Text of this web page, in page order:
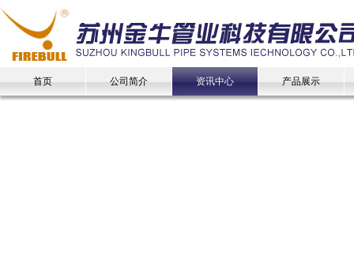
首页 公司简介 资讯中心 产品展示